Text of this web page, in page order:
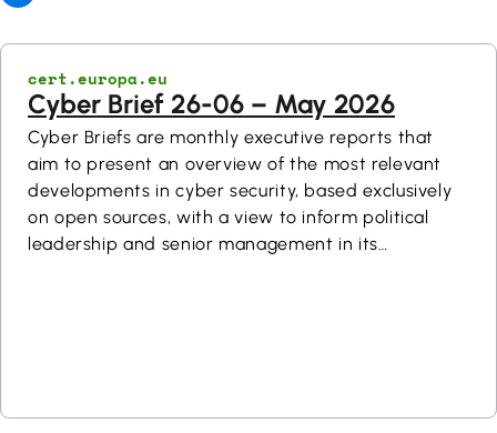
cert.europa.eu
Cyber Brief 26-06 – May 2026
Cyber Briefs are monthly executive reports that
aim to present an overview of the most relevant
developments in cyber security, based exclusively
on open sources, with a view to inform political
leadership and senior management in its